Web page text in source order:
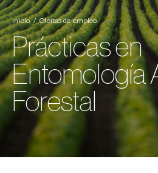
Inicio Ofertas de empleo
Prácticas en
Entomología
Forestal